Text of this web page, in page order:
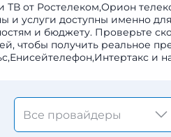
ТВ от Ростелеком,Орион
и услуги доступны именно
и бюджету. Проверьте
чтобы получить реальное
и